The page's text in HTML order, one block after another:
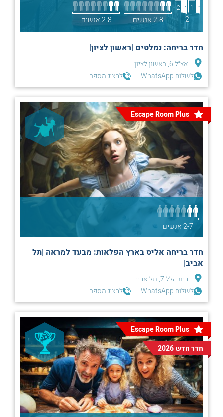
1
2
2 2-8 אנשים 2-8 אנשים
חדר בריחה: נמלטים |ראשון לציון|
אצ״ל 6, ראשון לציון
לשלוח WhatsApp
להציג מספר
Escape Room Plus
2-7 אנשים
חדר בריחה אליס בארץ הפלאות: מבעד למראה |תל
אביב|
בית הלל 7, תל אביב
לשלוח WhatsApp
להציג מספר
Escape Room Plus
חדר חדש 2026